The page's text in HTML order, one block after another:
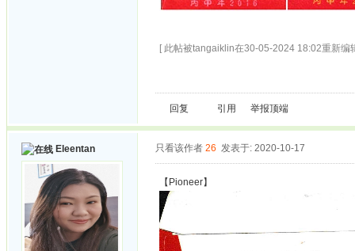
[ 此帖被tangaiklin在30-05-2024 18:02重新编
回复 引用 举报顶端
Eleentan 只看该作者 26 发表于: 2020-10-17
【Pioneer】